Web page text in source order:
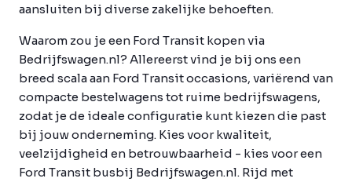
aansluiten bij diverse zakelijke behoeften.
Waarom zou je een Ford Transit kopen via
Bedrijfswagen.nl? Allereerst vind je bij ons een
breed scala aan Ford Transit occasions, variërend van
compacte bestelwagens tot ruime bedrijfswagens,
zodat je de ideale configuratie kunt kiezen die past
bij jouw onderneming. Kies voor kwaliteit,
veelzijdigheid en betrouwbaarheid - kies voor een
Ford Transit busbij Bedrijfswagen.nl. Rijd met